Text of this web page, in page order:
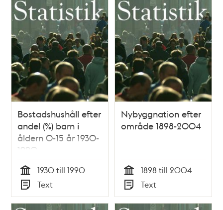
Bostadshushåll efter
andel (%) barn i
åldern 0-15 år 1930-
1990
Tid
1930 till 1990
Typ
Text
Nybyggnation efter
område 1898-2004
Tid
1898 till 2004
Typ
Text